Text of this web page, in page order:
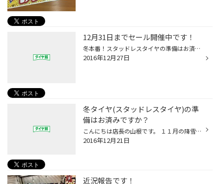
12月31日までセール開催中です！
冬本番！スタッドレスタイヤの準備はお済ですか？ ということでセールを開催です！ その名も・・・★☆「ちゃんと買い」。集中得市☆★ ●●●セール期間●●● 《１２/１０（土）～１２/３１（土）》 冬の異常気象への備えや凍結路面での安全対策に 「スタッドレスタイヤへの履き替えをおすすめしています」 ...
2016年12月27日
冬タイヤ(スタッドレスタイヤ)の準
備はお済みですか？
こんにちは店長の山根です。 １１月の降雪から１２月前半まで、スタッドレスタイヤへの履き替え作業が 集中した為、作業待ち時間が長時間になってしまい、ご来店のお客様には 大変ご迷惑をお掛けして誠に申し訳ございませんでした。 １２月も後半に入り、冬本番はこれからです。東京は例年１月～２...
2016年12月21日
近況報告です！